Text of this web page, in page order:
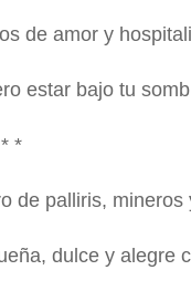
de amor y
estar bajo tu
*
de palliris,
dulce y alegre